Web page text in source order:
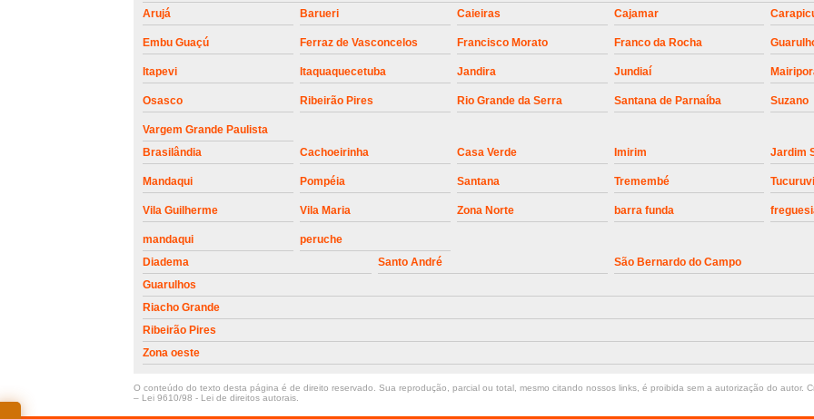
Instalação Motor Portão
Instalação de Motor de Portão
Instalação de
Instalação de Portão Automático
Instalação de Portão
Instalação de Portões
Instalação de Trava Portão
Conserto de Motor de
Manutenção de Motor de
Manutenção em Motor de
Arujá
Barueri Caieiras Cajamar
Embu Guaçú Ferraz de Vasconcelos Francisco Morato Franco da Rocha
Itapevi Itaquaquecetuba Jandira Jundiaí
Osasco Ribeirão Pires Rio Grande da Serra Santana de Parnaíba Suzano
Vargem Grande Paulista
Brasilândia
Cachoeirinha Casa Verde Imirim Jardim
Mandaqui Pompéia Santana Tremembé Tucuruvi
Vila Guilherme Vila Maria Zona Norte barra funda
mandaqui
peruche
Diadema
Santo André São Bernardo do Campo
Guarulhos
Riacho Grande
Ribeirão Pires
Zona oeste
O conteúdo do texto desta página é de direito reservado. Sua reprodução, parcial ou total, mesmo citando nossos links, é proibida sem a autorização do autor.
– Lei 9610/98 - Lei de direitos autorais.